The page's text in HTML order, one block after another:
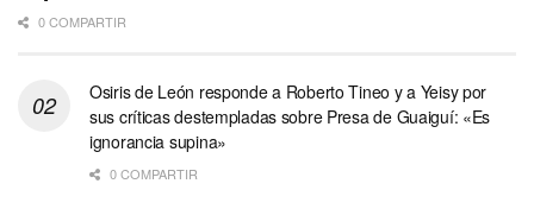
0 COMPARTIR
Osiris de León responde a Roberto Tineo y a Yeisy por
sus críticas destempladas sobre Presa de Guaiguí: «Es
ignorancia supina»
0 COMPARTIR